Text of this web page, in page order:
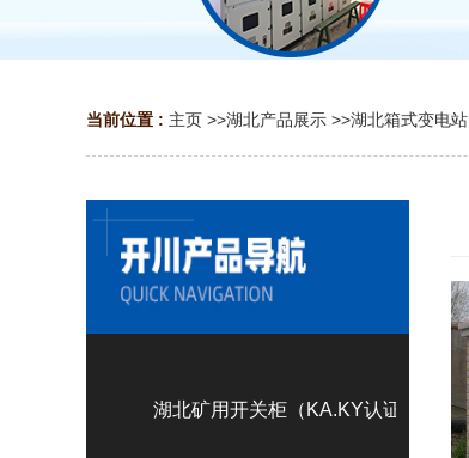
当前位置 : 主页 >>湖北产品展示 >>湖北箱式变电站
湖北矿用开关柜（KA.KY认证）